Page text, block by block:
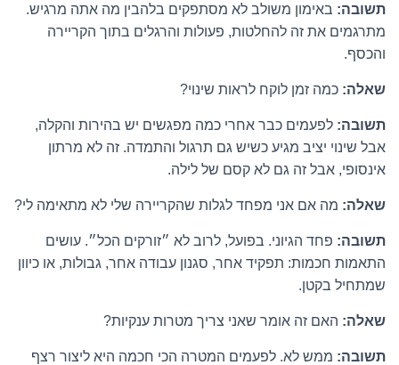
תשובה: באימון משולב לא מסתפקים בלהבין מה אתה מרגיש.
מתרגמים את זה להחלטות, פעולות והרגלים בתוך הקריירה
והכסף.
שאלה: כמה זמן לוקח לראות שינוי?
תשובה: לפעמים כבר אחרי כמה מפגשים יש בהירות והקלה,
אבל שינוי יציב מגיע כשיש גם תרגול והתמדה. זה לא מרתון
אינסופי, אבל זה גם לא קסם של לילה.
שאלה: מה אם אני מפחד לגלות שהקריירה שלי לא מתאימה לי?
תשובה: פחד הגיוני. בפועל, לרוב לא ״זורקים הכל״. עושים
התאמות חכמות: תפקיד אחר, סגנון עבודה אחר, גבולות, או כיוון
שמתחיל בקטן.
שאלה: האם זה אומר שאני צריך מטרות ענקיות?
תשובה: ממש לא. לפעמים המטרה הכי חכמה היא ליצור רצף